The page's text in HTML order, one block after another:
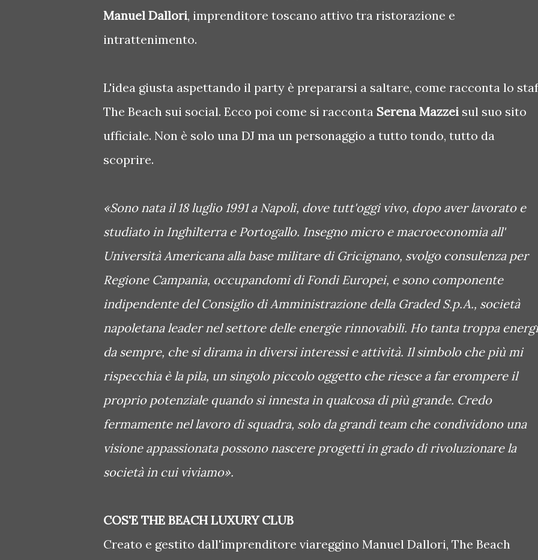
Manuel Dallori, imprenditore toscano attivo tra ristorazione e
intrattenimento.
L'idea giusta aspettando il party è prepararsi a saltare, come racconta lo
The Beach sui social. Ecco poi come si racconta Serena Mazzei sul suo sito
ufficiale. Non è solo una DJ ma un personaggio a tutto tondo, tutto da
scoprire.
«Sono nata il 18 luglio 1991 a Napoli, dove tutt'oggi vivo, dopo aver lavorato e
studiato in Inghilterra e Portogallo. Insegno micro e macroeconomia all'
Università Americana alla base militare di Gricignano, svolgo consulenza per
Regione Campania, occupandomi di Fondi Europei, e sono componente
indipendente del Consiglio di Amministrazione della Graded S.p.A., società
napoletana leader nel settore delle energie rinnovabili. Ho tanta troppa
da sempre, che si dirama in diversi interessi e attività. Il simbolo che più mi
rispecchia è la pila, un singolo piccolo oggetto che riesce a far erompere il
proprio potenziale quando si innesta in qualcosa di più grande. Credo
fermamente nel lavoro di squadra, solo da grandi team che condividono una
visione appassionata possono nascere progetti in grado di rivoluzionare la
società in cui viviamo».
COS'E THE BEACH LUXURY CLUB
Creato e gestito dall'imprenditore viareggino Manuel Dallori, The Beach